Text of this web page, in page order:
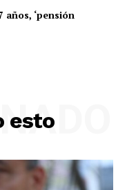
años, ‘pensión
esto